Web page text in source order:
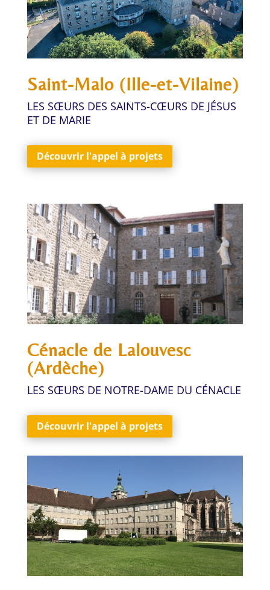
Saint-Malo (Ille-et-Vilaine)
LES SŒURS DES SAINTS-CŒURS DE JÉSUS
ET DE MARIE
Découvrir l'appel à projets
Cénacle de Lalouvesc
(Ardèche)
LES SŒURS DE NOTRE-DAME DU CÉNACLE
Découvrir l'appel à projets